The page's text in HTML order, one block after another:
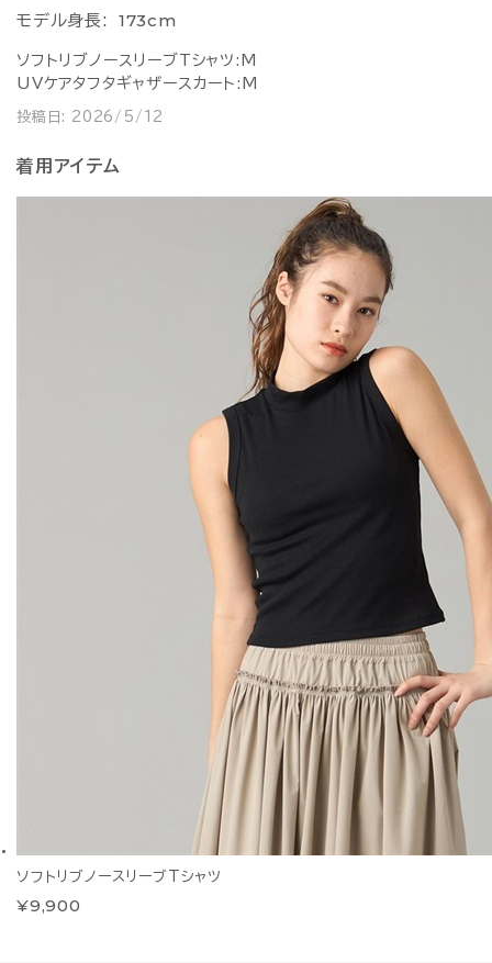
モデル身長: 173cm
ソフトリブノースリーブTシャツ:M
UVケアタフタギャザースカート:M
投稿日: 2026/5/12
着用アイテム
ソフトリブノースリーブTシャツ
¥9,900